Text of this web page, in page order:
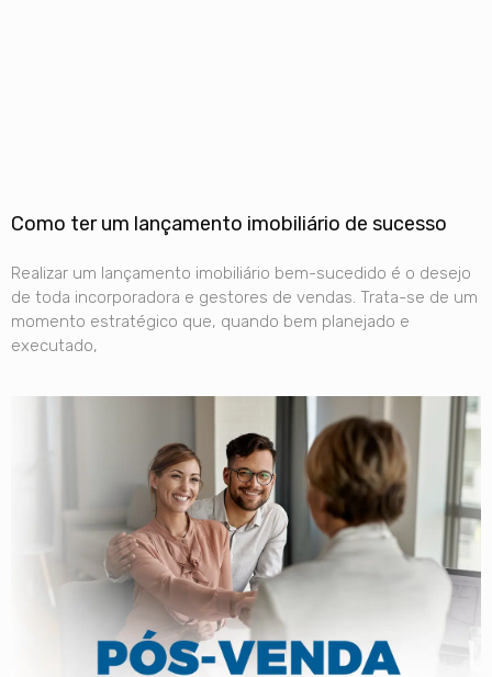
Como ter um lançamento imobiliário de sucesso
Realizar um lançamento imobiliário bem-sucedido é o desejo
de toda incorporadora e gestores de vendas. Trata-se de um
momento estratégico que, quando bem planejado e
executado,